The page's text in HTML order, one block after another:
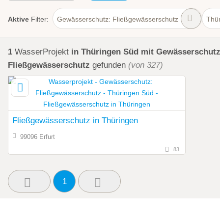
Aktive Filter: Gewässerschutz: Fließgewässerschutz
1 WasserProjekt in Thüringen Süd mit
Fließgewässerschutz gefunden (von 327)
Fließgewässerschutz in Thüringen
99096 Erfurt
83
1